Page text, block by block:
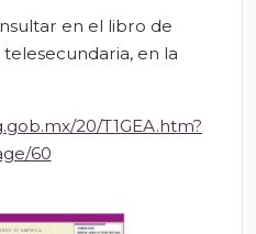
en el libro de
telesecundaria, en la
20/T1GEA.htm?
60